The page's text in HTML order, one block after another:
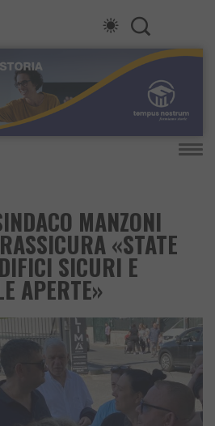
MANZONI
«STATE
SICURI E
APERTE»